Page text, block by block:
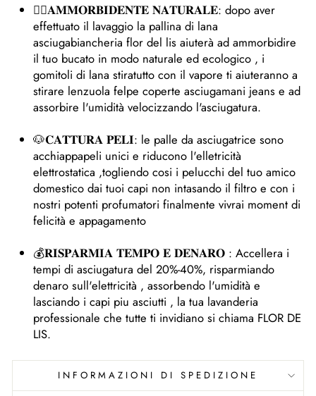
🧙‍♂️𝐀𝐌𝐌𝐎𝐑𝐁𝐈𝐃𝐄𝐍𝐓𝐄 𝐍𝐀𝐓𝐔𝐑𝐀𝐋𝐄: dopo aver
effettuato il lavaggio la pallina di lana
asciugabiancheria flor del lis aiuterà ad ammorbidire
il tuo bucato in modo naturale ed ecologico , i
gomitoli di lana stiratutto con il vapore ti aiuteranno a
stirare lenzuola felpe coperte asciugamani jeans e ad
assorbire l'umidità velocizzando l'asciugatura.
🐶𝐂𝐀𝐓𝐓𝐔𝐑𝐀 𝐏𝐄𝐋𝐈: le palle da asciugatrice sono
acchiappapeli unici e riducono l'elletricità
elettrostatica ,togliendo cosi i pelucchi del tuo amico
domestico dai tuoi capi non intasando il filtro e con i
nostri potenti profumatori finalmente vivrai moment di
felicità e appagamento
💰𝐑𝐈𝐒𝐏𝐀𝐑𝐌𝐈𝐀 𝐓𝐄𝐌𝐏𝐎 𝐄 𝐃𝐄𝐍𝐀𝐑𝐎 : Accellera i
tempi di asciugatura del 20%-40%, risparmiando
denaro sull'elettricità , assorbendo l'umidità e
lasciando i capi piu asciutti , la tua lavanderia
professionale che tutte ti invidiano si chiama FLOR DE
LIS.
INFORMAZIONI DI SPEDIZIONE